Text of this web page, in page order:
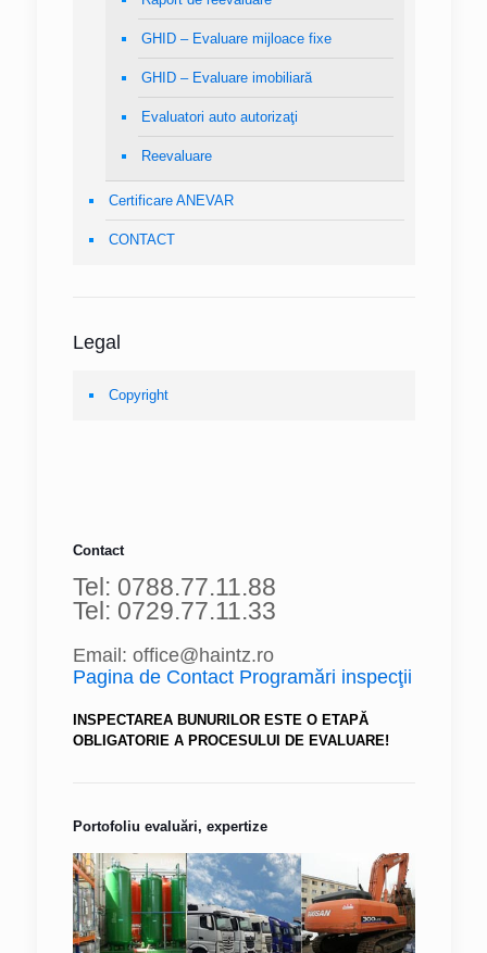
GHID – Evaluare mijloace fixe
GHID – Evaluare imobiliară
Evaluatori auto autorizaţi
Reevaluare
Certificare ANEVAR
CONTACT
Legal
Copyright
Contact
Tel: 0788.77.11.88
Tel: 0729.77.11.33
Email: office@haintz.ro
Pagina de Contact Programări inspecţii
INSPECTAREA BUNURILOR ESTE O ETAPĂ
OBLIGATORIE A PROCESULUI DE EVALUARE!
Portofoliu evaluări, expertize